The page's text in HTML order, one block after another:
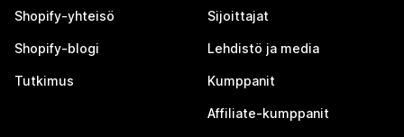
Shopify-yhteisö
Shopify-blogi
Tutkimus
Sijoittajat
Lehdistö ja media
Kumppanit
Affiliate-kumppanit